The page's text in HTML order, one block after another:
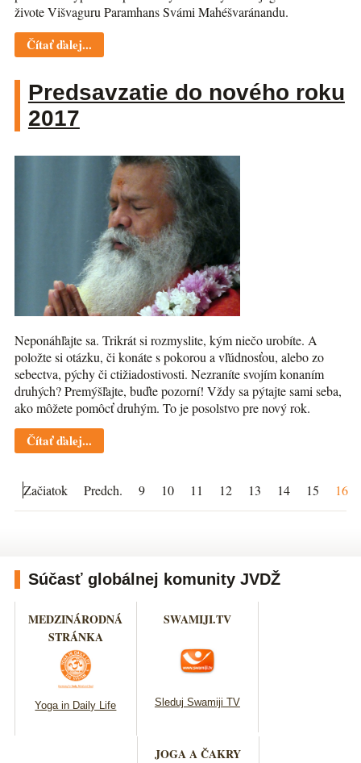
živote Višvaguru Paramhans Svámi Mahéšvaránandu.
Čítať ďalej...
Predsavzatie do nového roku
2017
Neponáhľajte sa. Trikrát si rozmyslite, kým niečo urobíte. A
položte si otázku, či konáte s pokorou a vľúdnosťou, alebo zo
sebectva, pýchy či ctižiadostivosti. Nezraníte svojím konaním
druhých? Premýšľajte, buďte pozorní! Vždy sa pýtajte sami seba,
ako môžete pomôcť druhým. To je posolstvo pre nový rok.
Čítať ďalej...
Začiatok Predch. 9 10 11 12 13 14 15 16
Súčasť globálnej komunity JVDŽ
MEDZINÁRODNÁ
STRÁNKA
Yoga in Daily Life
SWAMIJI.TV
Sleduj Swamiji TV
JOGA A ČAKRY